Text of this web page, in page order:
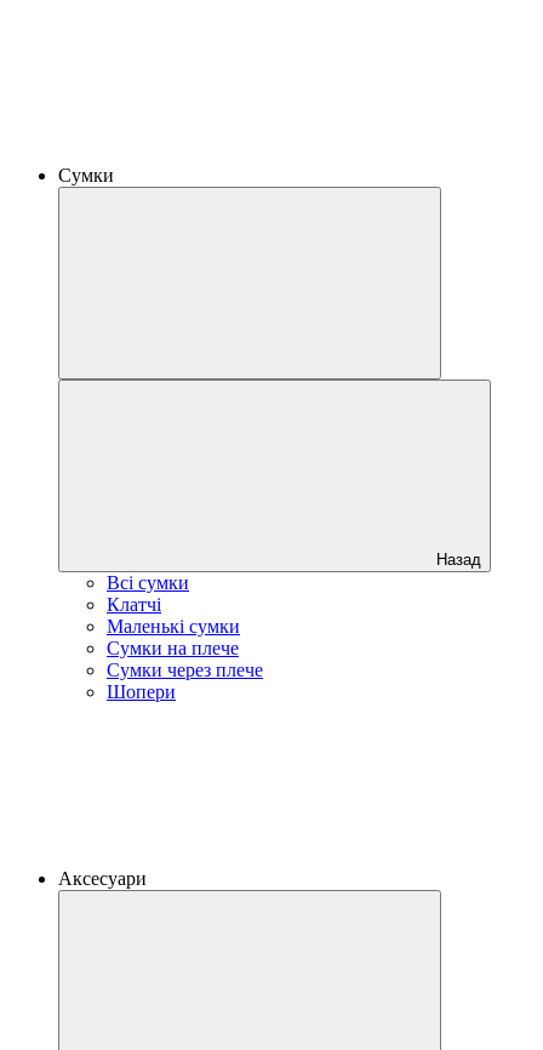
Сумки
Назад
Всі сумки
Клатчі
Маленькі сумки
Сумки на плече
Сумки через плече
Шопери
Аксесуари